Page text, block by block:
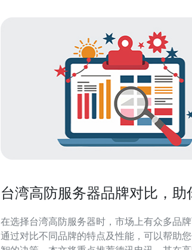
台湾高防服务器品牌对比，助
在选择台湾高防服务器时，市场上有众多品牌
通过对比不同品牌的特点及性能，可以帮助